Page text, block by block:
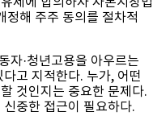
정해 주주 동의를 절차적
자·청년고용을 아우르는
고 지적한다. 누가, 어떤
것인지는 중요한 문제다.
중한 접근이 필요하다.